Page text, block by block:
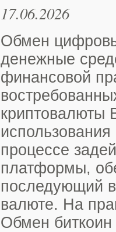
17.06.2026
Обмен
денежные
финансовой
криптовалюты
процессе
платформы,
последующий
валюте. На
Обмен биткоин